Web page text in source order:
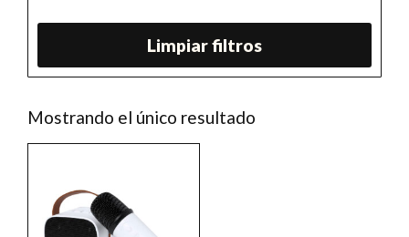
Limpiar filtros
Mostrando el único resultado
producto
tiene